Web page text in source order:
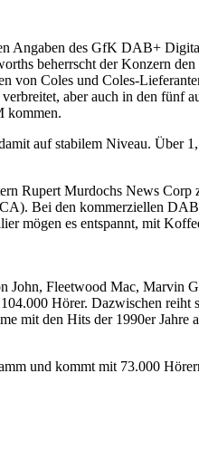
Angaben des GfK DAB+
beherrscht der Konzern
von Coles und Coles-
aber auch in den fünf
kommen.
auf stabilem Niveau. Über
Rupert Murdochs News Corp
Bei den kommerziellen
mögen es entspannt, mit
John, Fleetwood Mac, Marvin
Hörer. Dazwischen
mit den Hits der 1990er Jahre
und kommt mit 73.000